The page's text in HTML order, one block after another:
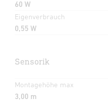
60 W
Eigenverbrauch
0,55 W
Sensorik
Montagehöhe max
3,00 m